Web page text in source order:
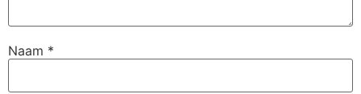
Naam *